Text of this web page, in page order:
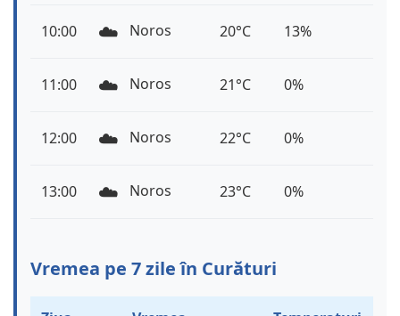
10:00 ☁️ Noros 20°C 13%
11:00 ☁️ Noros 21°C 0%
12:00 ☁️ Noros 22°C 0%
13:00 ☁️ Noros 23°C 0%
Vremea pe 7 zile în Curături